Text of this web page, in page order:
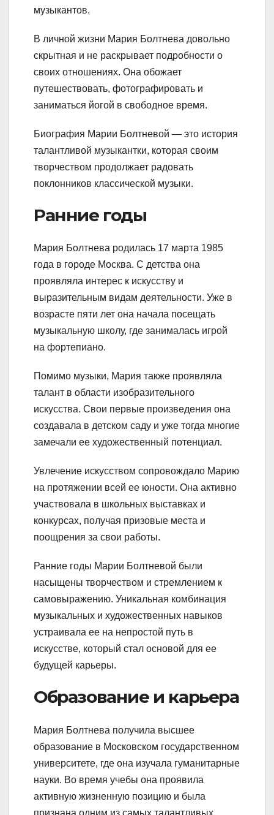
музыкантов.
В личной жизни Мария Болтнева довольно
скрытная и не раскрывает подробности о
своих отношениях. Она обожает
путешествовать, фотографировать и
заниматься йогой в свободное время.
Биография Марии Болтневой — это история
талантливой музыкантки, которая своим
творчеством продолжает радовать
поклонников классической музыки.
Ранние годы
Мария Болтнева родилась 17 марта 1985
года в городе Москва. С детства она
проявляла интерес к искусству и
выразительным видам деятельности. Уже в
возрасте пяти лет она начала посещать
музыкальную школу, где занималась игрой
на фортепиано.
Помимо музыки, Мария также проявляла
талант в области изобразительного
искусства. Свои первые произведения она
создавала в детском саду и уже тогда многие
замечали ее художественный потенциал.
Увлечение искусством сопровождало Марию
на протяжении всей ее юности. Она активно
участвовала в школьных выставках и
конкурсах, получая призовые места и
поощрения за свои работы.
Ранние годы Марии Болтневой были
насыщены творчеством и стремлением к
самовыражению. Уникальная комбинация
музыкальных и художественных навыков
устраивала ее на непростой путь в
искусстве, который стал основой для ее
будущей карьеры.
Образование и карьера
Мария Болтнева получила высшее
образование в Московском государственном
университете, где она изучала гуманитарные
науки. Во время учебы она проявила
активную жизненную позицию и была
признана одним из самых талантливых